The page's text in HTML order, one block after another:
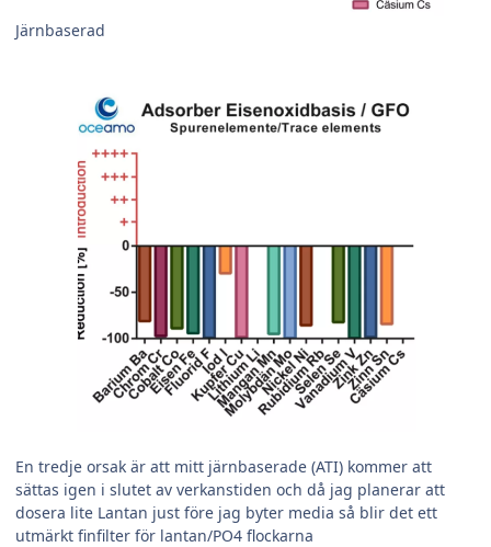
Järnbaserad
En tredje orsak är att mitt järnbaserade (ATI) kommer att
sättas igen i slutet av verkanstiden och då jag planerar att
dosera lite Lantan just före jag byter media så blir det ett
utmärkt finfilter för lantan/PO4 flockarna